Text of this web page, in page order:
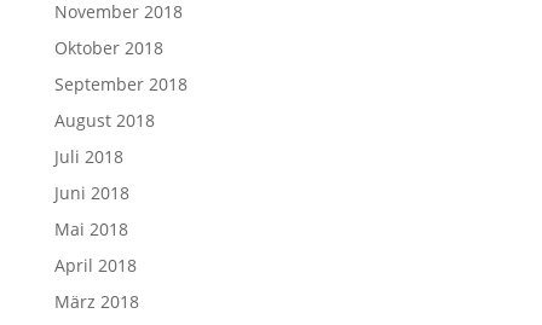
November 2018
Oktober 2018
September 2018
August 2018
Juli 2018
Juni 2018
Mai 2018
April 2018
März 2018